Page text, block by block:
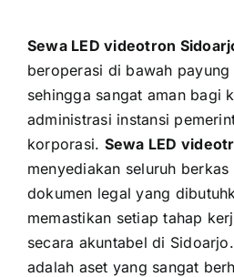
Sewa LED videotron
beroperasi di bawah payung
sehingga sangat aman bagi
administrasi instansi
korporasi. Sewa LED
menyediakan seluruh
dokumen legal yang
memastikan setiap tahap
secara akuntabel di
adalah aset yang sangat